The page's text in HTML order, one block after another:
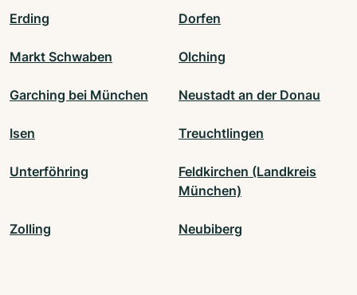
Erding Dorfen
Markt Schwaben Olching
Garching bei München Neustadt an der Donau
Isen Treuchtlingen
Unterföhring
Feldkirchen (Landkreis
München)
Zolling Neubiberg